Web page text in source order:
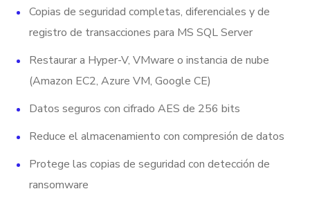
Copias de seguridad completas, diferenciales y de
registro de transacciones para MS SQL Server
Restaurar a Hyper-V, VMware o instancia de nube
(Amazon EC2, Azure VM, Google CE)
Datos seguros con cifrado AES de 256 bits
Reduce el almacenamiento con compresión de datos
Protege las copias de seguridad con detección de
ransomware